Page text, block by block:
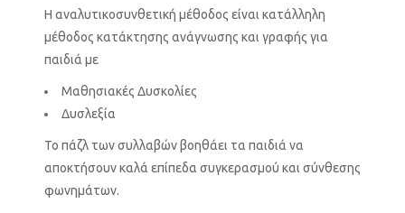
Η αναλυτικοσυνθετική μέθοδος είναι κατάλληλη
μέθοδος κατάκτησης ανάγνωσης και γραφής για
παιδιά με
Μαθησιακές Δυσκολίες
Δυσλεξία
Το πάζλ των συλλαβών βοηθάει τα παιδιά να
αποκτήσουν καλά επίπεδα συγκερασμού και σύνθεσης
φωνημάτων.